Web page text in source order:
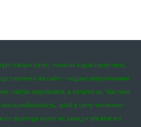
товари (опис, технічні характеристики,
на сайті – надано виробниками
сайтах виробників, в каталогах. Частина
ціна) в силу технічних
фактору може не завжди збігатися з